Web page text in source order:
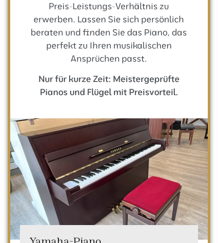
Preis-Leistungs-Verhältnis zu
erwerben. Lassen Sie sich persönlich
beraten und finden Sie das Piano, das
perfekt zu Ihren musikalischen
Ansprüchen passt.
Nur für kurze Zeit: Meistergeprüfte
Pianos und Flügel mit Preisvorteil.